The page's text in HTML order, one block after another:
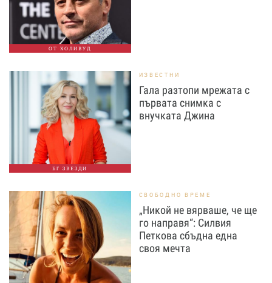
ОТ ХОЛИВУД
БГ ЗВЕЗДИ
ИЗВЕСТНИ
Гала разтопи мрежата с
първата снимка с
внучката Джина
СВОБОДНО ВРЕМЕ
„Никой не вярваше, че ще
го направя“: Силвия
Петкова сбъдна една
своя мечта